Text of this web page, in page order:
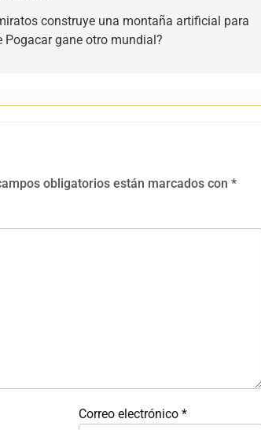
construye una montaña artificial para
Pogacar gane otro mundial?
obligatorios están marcados con *
Correo electrónico *